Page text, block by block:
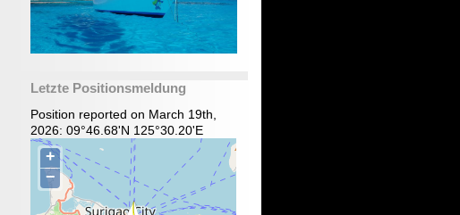
Letzte Positionsmeldung
Position reported on March 19th,
2026: 09°46.68'N 125°30.20'E